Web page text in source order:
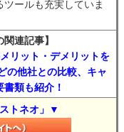
ールも充実していま
連記事】
リット・デメリットを
の他社との比較、キャ
類も紹介！
トネオ」▼